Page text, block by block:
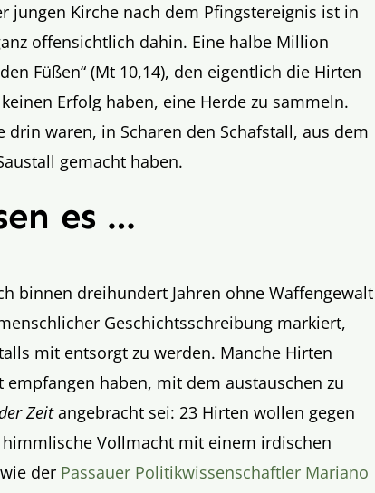
jungen Kirche nach dem Pfingstereignis ist in
offensichtlich dahin. Eine halbe Million
Füßen“ (Mt 10,14), den eigentlich die Hirten
Erfolg haben, eine Herde zu sammeln.
waren, in Scharen den Schafstall, aus dem
gemacht haben.
es …
binnen dreihundert Jahren ohne Waffengewalt
Geschichtsschreibung markiert,
mit entsorgt zu werden. Manche Hirten
haben, mit dem austauschen zu
Zeitangebracht sei: 23 Hirten wollen gegen
Vollmacht mit einem irdischen
der Passauer Politikwissenschaftler Mariano